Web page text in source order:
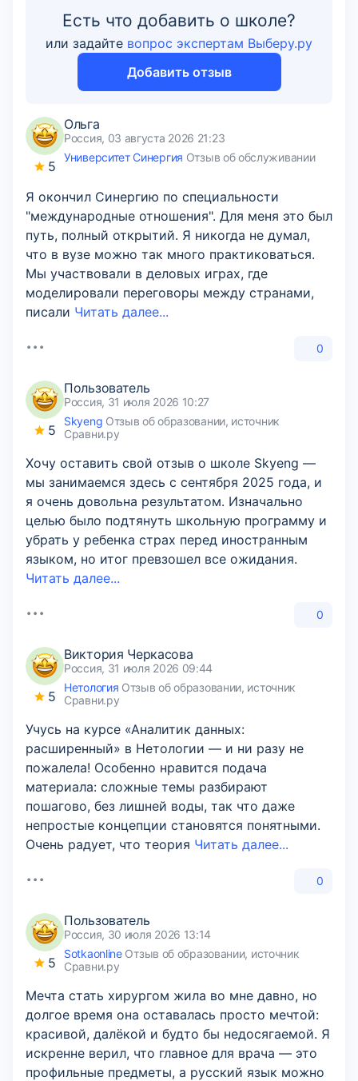
Есть что добавить о школе?
или задайте вопрос экспертам Выберу.ру
Добавить отзыв
5
Ольга
Россия, 03 августа 2026 21:23
Университет Синергия Отзыв об обслуживании
Я окончил Синергию по специальности
"международные отношения". Для меня это был
путь, полный открытий. Я никогда не думал,
что в вузе можно так много практиковаться.
Мы участвовали в деловых играх, где
моделировали переговоры между странами,
писали Читать далее...
0
5
Пользователь
Россия, 31 июля 2026 10:27
Skyeng Отзыв об образовании, источник
Сравни.ру
Хочу оставить свой отзыв о школе Skyeng —
мы занимаемся здесь с сентября 2025 года, и
я очень довольна результатом. Изначально
целью было подтянуть школьную программу и
убрать у ребенка страх перед иностранным
языком, но итог превзошел все ожидания.
Читать далее...
0
5
Виктория Черкасова
Россия, 31 июля 2026 09:44
Нетология Отзыв об образовании, источник
Сравни.ру
Учусь на курсе «Аналитик данных:
расширенный» в Нетологии — и ни разу не
пожалела! Особенно нравится подача
материала: сложные темы разбирают
пошагово, без лишней воды, так что даже
непростые концепции становятся понятными.
Очень радует, что теория Читать далее...
0
5
Пользователь
Россия, 30 июля 2026 13:14
SotkaonlineОтзыв об образовании, источник
Сравни.ру
Мечта стать хирургом жила во мне давно, но
долгое время она оставалась просто мечтой:
красивой, далёкой и будто бы недосягаемой. Я
искренне верил, что главное для врача — это
профильные предметы, а русский язык можно